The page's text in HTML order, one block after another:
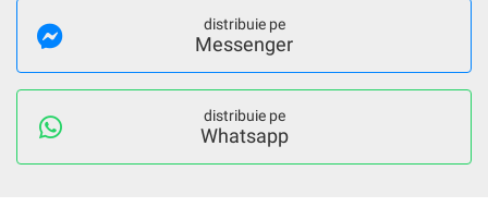
distribuie pe
Messenger
distribuie pe
Whatsapp